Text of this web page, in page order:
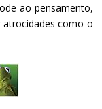
ao pensamento,
atrocidades como o